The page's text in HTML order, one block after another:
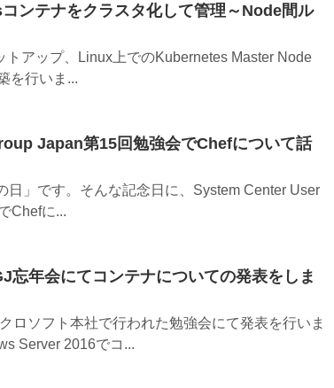
ンテナをクラスタ化して管理～Node間ル
トアップ、Linux上でのKubernetes Master Node
を行いま...
Japan第15回勉強会でChefについて話
日」です。そんな記念日に、System Center User
Chefに...
忘年会にてコンテナについての発表をしま
ロソフト本社で行われた勉強会にて発表を行いま
Server 2016でコ...